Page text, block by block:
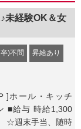
未経験OK＆女
)不問 昇給あり
]ホール・キッチ
☆週末手当、随時